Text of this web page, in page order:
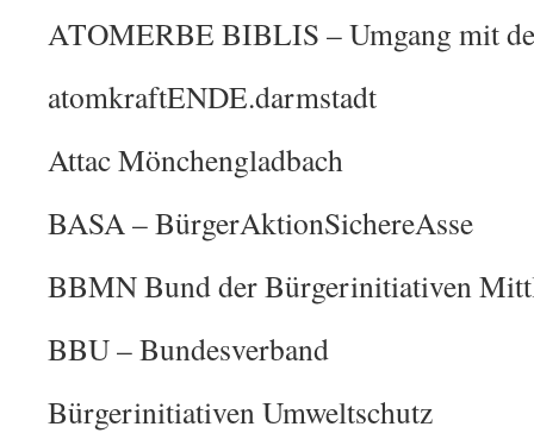
ATOMERBE BIBLIS – Umgang mit
atomkraftENDE.darmstadt
Attac Mönchengladbach
BASA – BürgerAktionSichereAsse
BBMN Bund der Bürgerinitiativen
BBU – Bundesverband
Bürgerinitiativen Umweltschutz